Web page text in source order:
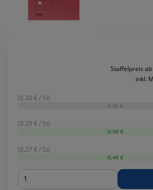
Staffelpreis ab
inkl.
(0.30 € / St)
-0,00 €
(0.29 € / St)
-0,06 €
(0.27 € / St)
-0,48 €
Menge